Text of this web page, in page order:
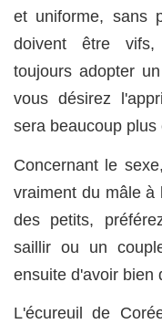
et uniforme, sans
doivent être vifs,
toujours adopter
vous désirez
sera beaucoup plus
Concernant le
vraiment du mâle à
des petits,
saillir ou un
ensuite d'avoir bien
L'écureuil de